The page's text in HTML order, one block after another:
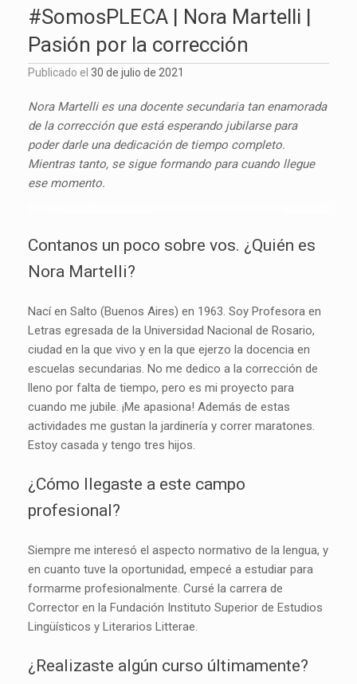
#SomosPLECA | Nora Martelli |
Pasión por la corrección
Publicado el 30 de julio de 2021
Nora Martelli es una docente secundaria tan enamorada
de la corrección que está esperando jubilarse para
poder darle una dedicación de tiempo completo.
Mientras tanto, se sigue formando para cuando llegue
ese momento.
Contanos un poco sobre vos. ¿Quién es
Nora Martelli?
Nací en Salto (Buenos Aires) en 1963. Soy Profesora en
Letras egresada de la Universidad Nacional de Rosario,
ciudad en la que vivo y en la que ejerzo la docencia en
escuelas secundarias. No me dedico a la corrección de
lleno por falta de tiempo, pero es mi proyecto para
cuando me jubile. ¡Me apasiona! Además de estas
actividades me gustan la jardinería y correr maratones.
Estoy casada y tengo tres hijos.
¿Cómo llegaste a este campo
profesional?
Siempre me interesó el aspecto normativo de la lengua, y
en cuanto tuve la oportunidad, empecé a estudiar para
formarme profesionalmente. Cursé la carrera de
Corrector en la Fundación Instituto Superior de Estudios
Lingüísticos y Literarios Litterae.
¿Realizaste algún curso últimamente?